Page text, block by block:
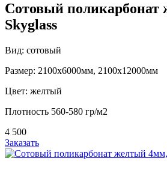
Сотовый
Skyglass
Вид: сотовый
Размер: 2100х6000мм, 2100х12000мм
Цвет: желтый
Плотность 560-580 гр/м2
4 500
Заказать